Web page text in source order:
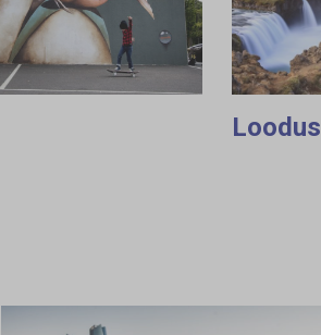
Loodus